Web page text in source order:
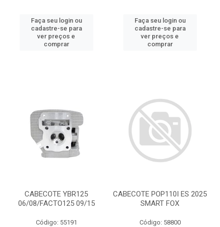
Faça seu login ou
cadastre-se para
ver preços e
comprar
Faça seu login ou
cadastre-se para
ver preços e
comprar
CABECOTE YBR125
06/08/FACTO125 09/15
Código: 55191
CABECOTE POP110I ES 2025
SMART FOX
Código: 58800